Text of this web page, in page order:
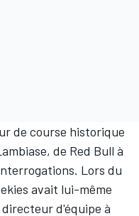
de course historique
de Red Bull à
Lors du
avait lui-même
d'équipe à